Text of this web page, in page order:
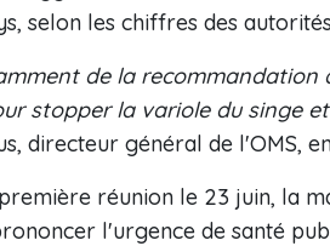
selon les chiffres des
de la recommandation
stopper la variole du singe
directeur général de l'OMS,
réunion le 23 juin, la
l'urgence de santé